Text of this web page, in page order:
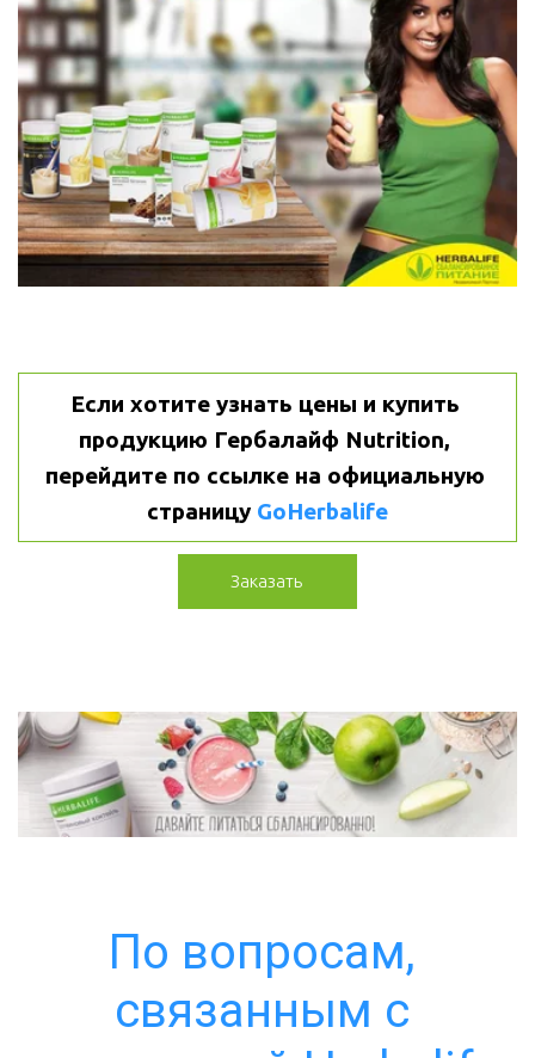
Если хотите узнать цены и купить
продукцию Гербалайф Nutrition,
перейдите по ссылке на официальную
страницу GoHerbalife
Заказать
По вопросам,
связанным с